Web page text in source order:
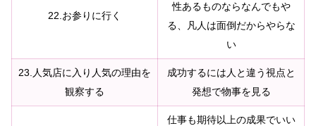
22.お参りに行く
性あるものならなんでもや
る、凡人は面倒だからやらな
い
23.人気店に入り人気の理由を
観察する
成功するには人と違う視点と
発想で物事を見る
仕事も期待以上の成果でいい